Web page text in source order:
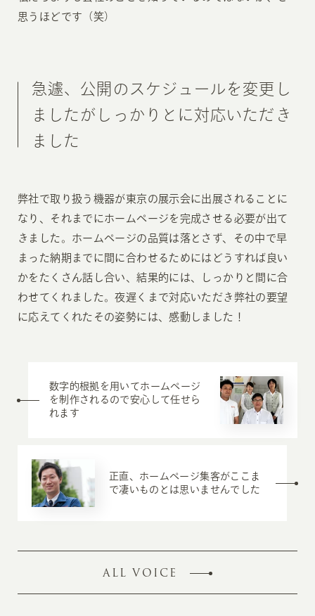
思うほどです（笑）
急遽、公開のスケジュールを変更し
ましたがしっかりとに対応いただき
ました
弊社で取り扱う機器が東京の展示会に出展されることに
なり、それまでにホームページを完成させる必要が出て
きました。ホームページの品質は落とさず、その中で早
まった納期までに間に合わせるためにはどうすれば良い
かをたくさん話し合い、結果的には、しっかりと間に合
わせてくれました。夜遅くまで対応いただき弊社の要望
に応えてくれたその姿勢には、感動しました！
数字的根拠を用いてホームページ
を制作されるので安心して任せら
れます
正直、ホームページ集客がここま
で凄いものとは思いませんでした
ALL VOICE